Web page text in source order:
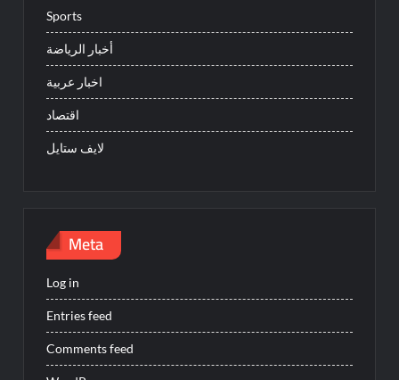
Sports
أخبار الرياضة
اخبار عربية
اقتصاد
لايف ستايل
Meta
Log in
Entries feed
Comments feed